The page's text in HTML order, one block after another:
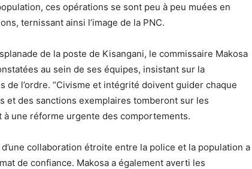
ces opérations se sont peu à peu muées en
ternissant ainsi l’image de la PNC.
de la poste de Kisangani, le commissaire Makosa
au sein de ses équipes, insistant sur la
de l’ordre. “Civisme et intégrité doivent guider chaque
et des sanctions exemplaires tomberont sur les
une réforme urgente des comportements.
collaboration étroite entre la police et la population a
de confiance. Makosa a également averti les